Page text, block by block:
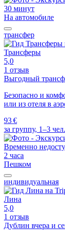
30 минут
На автомобиле
трансфер
Трансферы
5,0
1 отзыв
Выгодный
Безопасно и
или из отеля в
93 €
за группу, 1–3 чел.
Временно
2 часа
Пешком
индивидуальная
Лина
5,0
1 отзыв
Дублин вчера и